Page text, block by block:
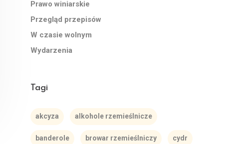
Prawo winiarskie
Przegląd przepisów
W czasie wolnym
Wydarzenia
Tagi
akcyza alkohole rzemieślnicze
banderole browar rzemieślniczy cydr